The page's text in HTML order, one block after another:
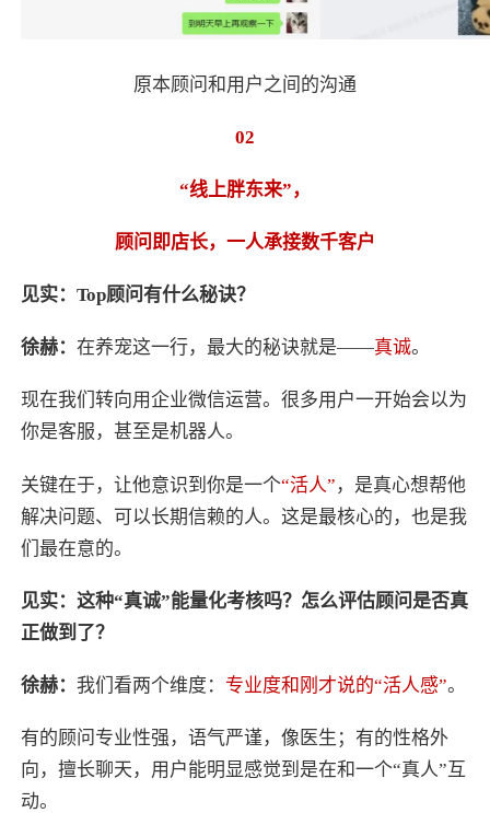
原本顾问和用户之间的沟通
02
“线上胖东来”，
顾问即店长，一人承接数千客户
见实：Top顾问有什么秘诀？
徐赫：在养宠这一行，最大的秘诀就是——真诚。
现在我们转向用企业微信运营。很多用户一开始会以为
你是客服，甚至是机器人。
关键在于，让他意识到你是一个“活人” ，是真心想帮他
解决问题、可以长期信赖的人。这是最核心的，也是我
们最在意的。
见实：这种“真诚”能量化考核吗？怎么评估顾问是否真
正做到了？
徐赫：我们看两个维度： 专业度和刚才说的“活人感”。
有的顾问专业性强，语气严谨，像医生；有的性格外
向，擅长聊天，用户能明显感觉到是在和一个“真人”互
动。